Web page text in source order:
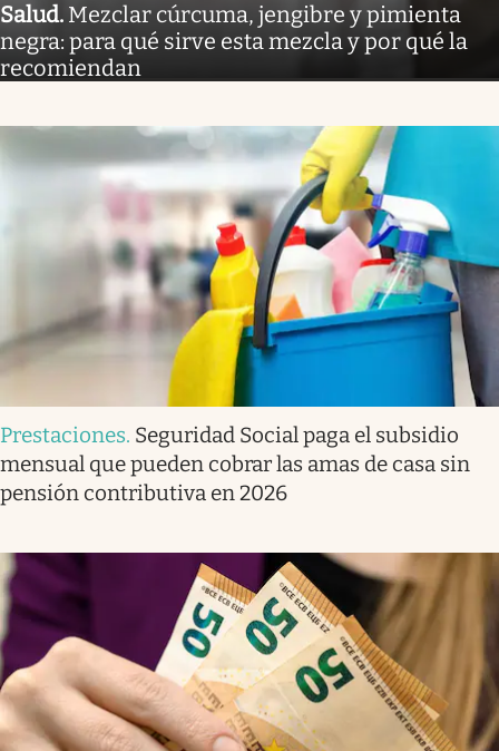
Salud. Mezclar cúrcuma, jengibre y pimienta
negra: para qué sirve esta mezcla y por qué la
recomiendan
Prestaciones. Seguridad Social paga el subsidio
mensual que pueden cobrar las amas de casa sin
pensión contributiva en 2026